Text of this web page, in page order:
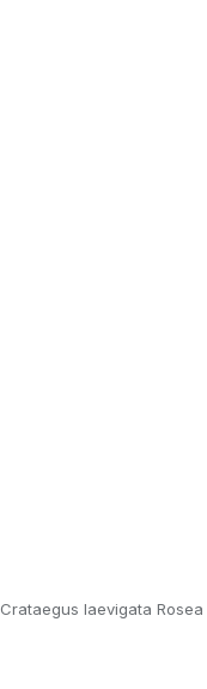
Crataegus laevigata Rosea